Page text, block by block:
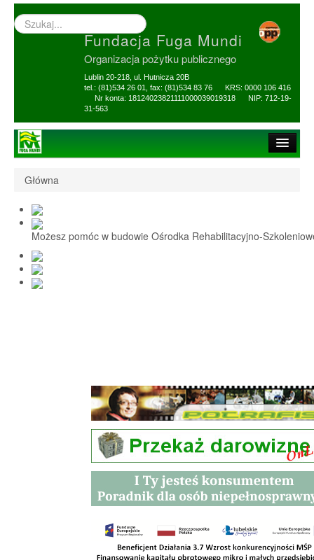
Wyszukiwarka
–
Fundacja Fuga Mundi
Organizacja pożytku publicznego
Lublin 20-218, ul. Hutnicza 20B
tel.: (81)534 26 01, fax: (81)534 83 76 KRS: 0000 106 416
Nr konta: 18124023821111000039019318 NIP: 712-19-
31-563
1,5% i darowizny
Nasi Beneficjenci
Ośrodek Reh-Szkol
Sprawozdania
Główna
Możesz pomóc w budowie Ośrodka Rehabilitacyjno-